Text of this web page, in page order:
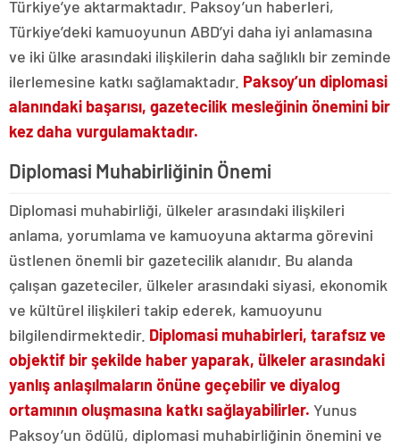
Türkiye’ye aktarmaktadır. Paksoy’un haberleri,
Türkiye’deki kamuoyunun ABD’yi daha iyi anlamasına
ve iki ülke arasındaki ilişkilerin daha sağlıklı bir zeminde
ilerlemesine katkı sağlamaktadır. Paksoy’un diplomasi
alanındaki başarısı, gazetecilik mesleğinin önemini bir
kez daha vurgulamaktadır.
Diplomasi Muhabirliğinin Önemi
Diplomasi muhabirliği, ülkeler arasındaki ilişkileri
anlama, yorumlama ve kamuoyuna aktarma görevini
üstlenen önemli bir gazetecilik alanıdır. Bu alanda
çalışan gazeteciler, ülkeler arasındaki siyasi, ekonomik
ve kültürel ilişkileri takip ederek, kamuoyunu
bilgilendirmektedir. Diplomasi muhabirleri, tarafsız ve
objektif bir şekilde haber yaparak, ülkeler arasındaki
yanlış anlaşılmaların önüne geçebilir ve diyalog
ortamının oluşmasına katkı sağlayabilirler. Yunus
Paksoy’un ödülü, diplomasi muhabirliğinin önemini ve